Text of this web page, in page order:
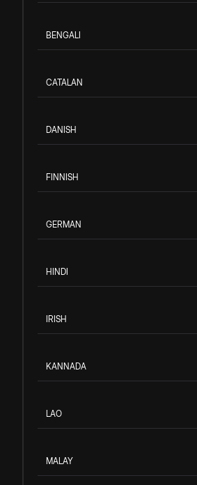
BENGALI
CATALAN
DANISH
FINNISH
GERMAN
HINDI
IRISH
KANNADA
LAO
MALAY